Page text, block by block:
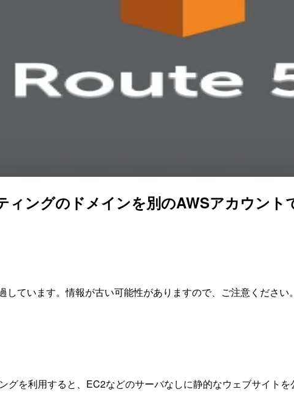
ィングのドメインを別のAWSアカウント
ています。情報が古い可能性がありますので、ご注意ください。
グを利用すると、EC2などのサーバなしに静的なウェブサイト